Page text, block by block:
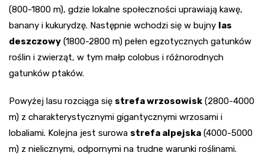
(800-1800 m), gdzie lokalne społeczności uprawiają kawę,
banany i kukurydzę. Następnie wchodzi się w bujny las
deszczowy (1800-2800 m) pełen egzotycznych gatunków
roślin i zwierząt, w tym małp colobus i różnorodnych
gatunków ptaków.
Powyżej lasu rozciąga się strefa wrzosowisk (2800-4000
m) z charakterystycznymi gigantycznymi wrzosami i
lobaliami. Kolejna jest surowa strefa alpejska (4000-5000
m) z nielicznymi, odpornymi na trudne warunki roślinami.